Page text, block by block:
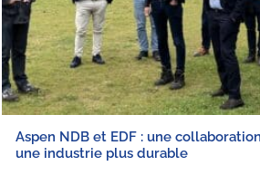
Aspen NDB et EDF : une
une industrie plus durable